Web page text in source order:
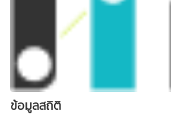
ข้อมูลสถิติ